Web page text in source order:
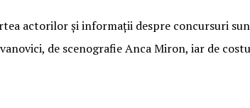
actorilor și informații despre concursuri
de scenografie Anca Miron, iar de